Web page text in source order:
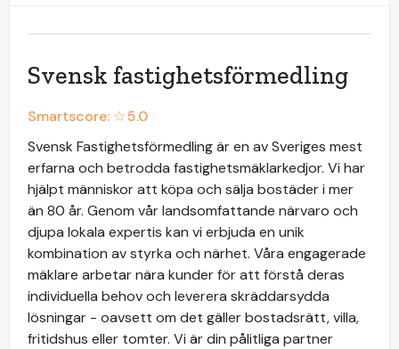
Svensk fastighetsförmedling
Smartscore: ☆5.0
Svensk Fastighetsförmedling är en av Sveriges mest
erfarna och betrodda fastighetsmäklarkedjor. Vi har
hjälpt människor att köpa och sälja bostäder i mer
än 80 år. Genom vår landsomfattande närvaro och
djupa lokala expertis kan vi erbjuda en unik
kombination av styrka och närhet. Våra engagerade
mäklare arbetar nära kunder för att förstå deras
individuella behov och leverera skräddarsydda
lösningar - oavsett om det gäller bostadsrätt, villa,
fritidshus eller tomter. Vi är din pålitliga partner